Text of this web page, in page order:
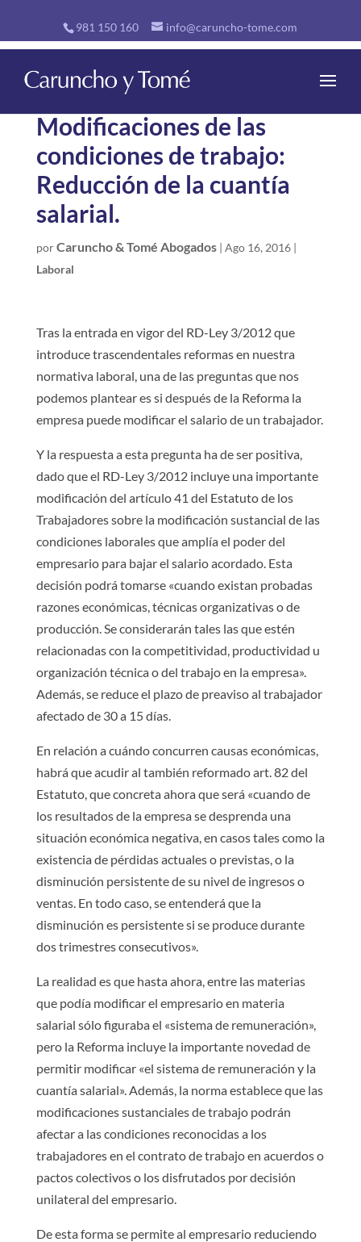
981 150 160 info@caruncho-tome.com
Modificaciones de las
condiciones de trabajo:
Reducción de la cuantía
salarial.
porCaruncho & Tomé Abogados| Ago 16, 2016|
Laboral
Tras la entrada en vigor del RD-Ley 3/2012 que
introduce trascendentales reformas en nuestra
normativa laboral, una de las preguntas que nos
podemos plantear es si después de la Reforma la
empresa puede modificar el salario de un trabajador.
Y la respuesta a esta pregunta ha de ser positiva,
dado que el RD-Ley 3/2012 incluye una importante
modificación del artículo 41 del Estatuto de los
Trabajadores sobre la modificación sustancial de las
condiciones laborales que amplía el poder del
empresario para bajar el salario acordado. Esta
decisión podrá tomarse «cuando existan probadas
razones económicas, técnicas organizativas o de
producción. Se considerarán tales las que estén
relacionadas con la competitividad, productividad u
organización técnica o del trabajo en la empresa».
Además, se reduce el plazo de preaviso al trabajador
afectado de 30 a 15 días.
En relación a cuándo concurren causas económicas,
habrá que acudir al también reformado art. 82 del
Estatuto, que concreta ahora que será «cuando de
los resultados de la empresa se desprenda una
situación económica negativa, en casos tales como la
existencia de pérdidas actuales o previstas, o la
disminución persistente de su nivel de ingresos o
ventas. En todo caso, se entenderá que la
disminución es persistente si se produce durante
dos trimestres consecutivos».
La realidad es que hasta ahora, entre las materias
que podía modificar el empresario en materia
salarial sólo figuraba el «sistema de remuneración»,
pero la Reforma incluye la importante novedad de
permitir modificar «el sistema de remuneración y la
cuantía salarial». Además, la norma establece que las
modificaciones sustanciales de trabajo podrán
afectar a las condiciones reconocidas a los
trabajadores en el contrato de trabajo en acuerdos o
pactos colectivos o los disfrutados por decisión
unilateral del empresario.
De esta forma se permite al empresario reduciendo